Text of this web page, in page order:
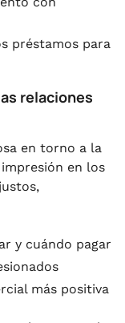
préstamos para
relaciones
en torno a la
en los
y cuándo pagar
más positiva